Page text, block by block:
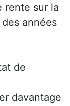
rente sur la
années
de
davantage